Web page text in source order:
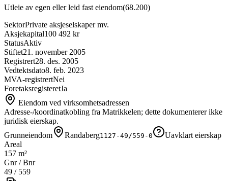
Utleie av egen eller leid fast eiendom(68.200)
SektorPrivate aksjeselskaper mv.
Aksjekapital100 492 kr
StatusAktiv
Stiftet21. november 2005
Registrert28. des. 2005
Vedtektsdato8. feb. 2023
MVA-registrertNei
ForetaksregisteretJa
Eiendom ved virksomhetsadressen
Adresse-/koordinatkobling fra Matrikkelen; dette dokumenterer ikke
juridisk eierskap.
Grunneiendom
Randaberg1127-49/559-0
Uavklart eierskap
Areal
157 m²
Gnr / Bnr
49 / 559